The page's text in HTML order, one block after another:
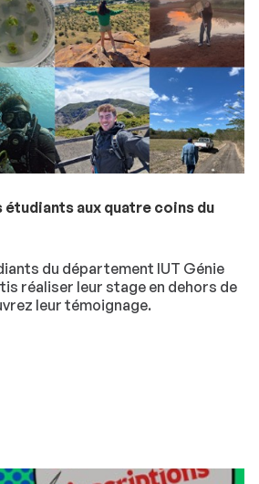
étudiants aux quatre coins du
du département IUT Génie
réaliser leur stage en dehors de
leur témoignage.